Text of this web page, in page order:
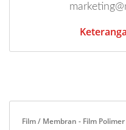
Film / Membran - Film